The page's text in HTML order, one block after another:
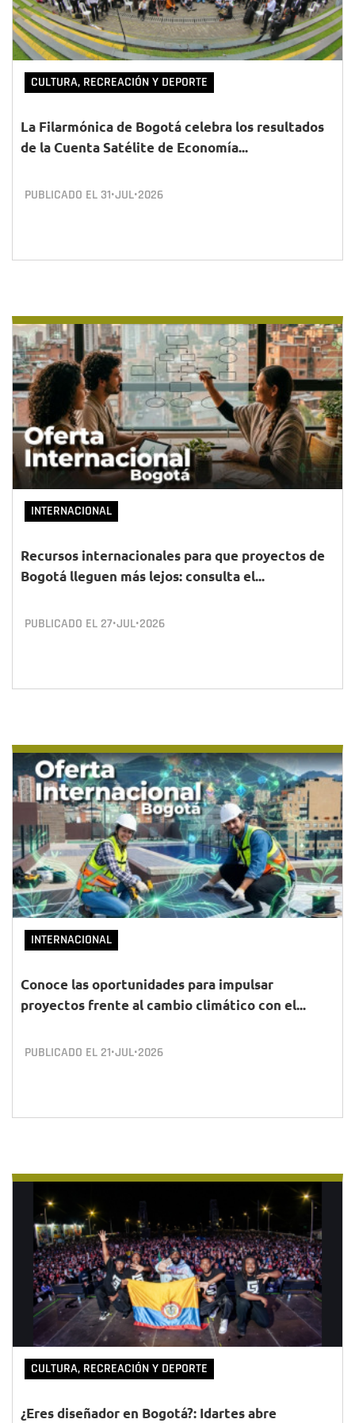
CULTURA, RECREACIÓN Y DEPORTE
La Filarmónica de Bogotá celebra los resultados
de la Cuenta Satélite de Economía...
PUBLICADO EL 31•JUL•2026
INTERNACIONAL
Recursos internacionales para que proyectos de
Bogotá lleguen más lejos: consulta el...
PUBLICADO EL 27•JUL•2026
INTERNACIONAL
Conoce las oportunidades para impulsar
proyectos frente al cambio climático con el...
PUBLICADO EL 21•JUL•2026
CULTURA, RECREACIÓN Y DEPORTE
¿Eres diseñador en Bogotá?: Idartes abre